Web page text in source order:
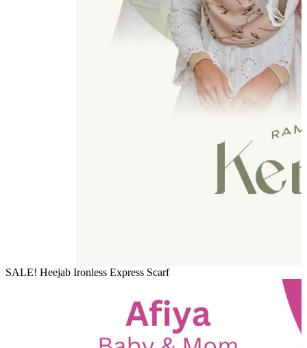
SALE! Heejab Ironless Express Scarf